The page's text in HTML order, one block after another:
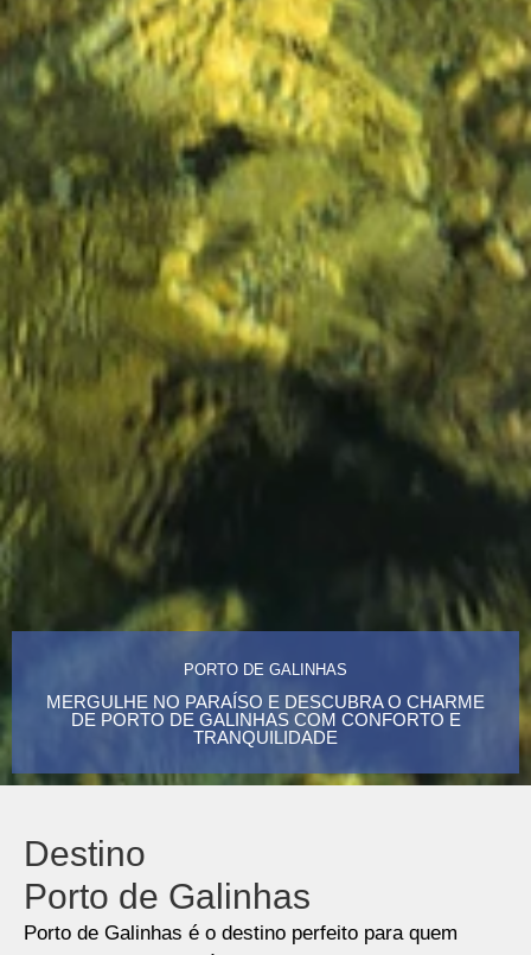
PORTO DE GALINHAS
MERGULHE NO PARAÍSO E DESCUBRA O CHARME
DE PORTO DE GALINHAS COM CONFORTO E
TRANQUILIDADE
Destino
Porto de Galinhas
Porto de Galinhas é o destino perfeito para quem